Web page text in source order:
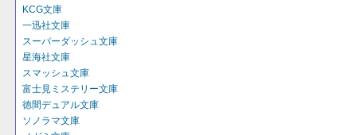
KCG文庫
一迅社文庫
スーパーダッシュ文庫
星海社文庫
スマッシュ文庫
富士見ミステリー文庫
徳間デュアル文庫
ソノラマ文庫